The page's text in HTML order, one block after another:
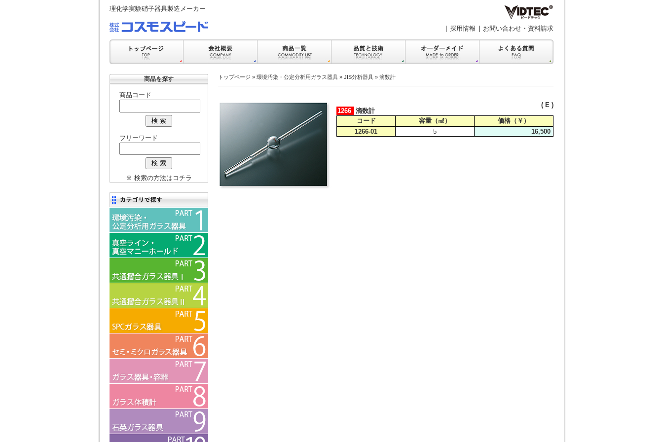
理化学実験硝子器具製造メーカー
お問い合わせ・資料請求
採用情報
商品を探す
商品コード
フリーワード
※ 検索の方法はコチラ
トップページ » 環境汚染・公定分析用ガラス器具 » JIS分析器具 » 滴数計
( E )
1266 滴数計
コード
容量（㎖）
価格（￥）
1266-01
5 16,500